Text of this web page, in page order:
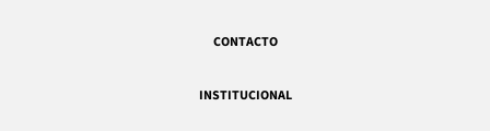
CONTACTO
INSTITUCIONAL